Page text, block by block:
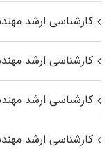
کارشناسی ارشد
کارشناسی ارشد
کارشناسی ارشد
کارشناسی ارشد